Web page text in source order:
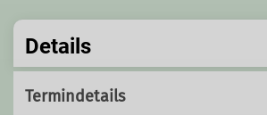
Details
Termindetails